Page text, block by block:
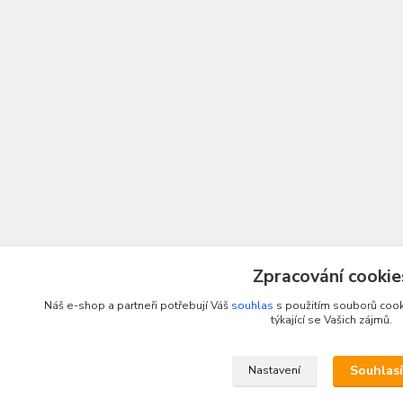
Zpracování
Náš e-shop a partneři potřebují Váš souhlas s použitím souborů
týkající se Vašich zájmů.
Nastavení